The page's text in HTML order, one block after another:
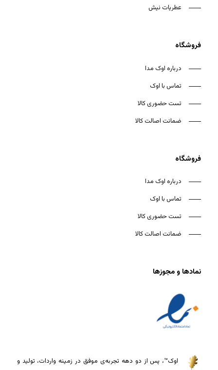
عطریات نیش
فروشگاه
درباره اوک مدا
تماس با اوک
تست حضوری کالا
ضمانت اصالت کالا
فروشگاه
درباره اوک مدا
تماس با اوک
تست حضوری کالا
ضمانت اصالت کالا
نمادها و مجوزها
اوک™، پس از دو دهه تجربه‌ی موفق در زمینه واردات، تولید و